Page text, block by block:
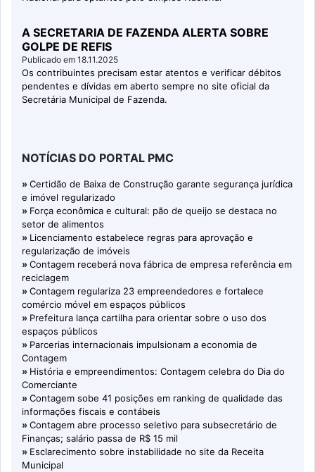
A SECRETARIA DE FAZENDA ALERTA SOBRE
GOLPE DE REFIS
Publicado em 18.11.2025
Os contribuintes precisam estar atentos e verificar débitos
pendentes e dívidas em aberto sempre no site oficial da
Secretária Municipal de Fazenda.
NOTÍCIAS DO PORTAL PMC
»Certidão de Baixa de Construção garante segurança jurídica
e imóvel regularizado
» Força econômica e cultural: pão de queijo se destaca no
setor de alimentos
» Licenciamento estabelece regras para aprovação e
regularização de imóveis
»Contagem receberá nova fábrica de empresa referência em
reciclagem
»Contagem regulariza 23 empreendedores e fortalece
comércio móvel em espaços públicos
» Prefeitura lança cartilha para orientar sobre o uso dos
espaços públicos
» Parcerias internacionais impulsionam a economia de
Contagem
» História e empreendimentos: Contagem celebra do Dia do
Comerciante
»Contagem sobe 41 posições em ranking de qualidade das
informações fiscais e contábeis
»Contagem abre processo seletivo para subsecretário de
Finanças; salário passa de R$ 15 mil
» Esclarecimento sobre instabilidade no site da Receita
Municipal